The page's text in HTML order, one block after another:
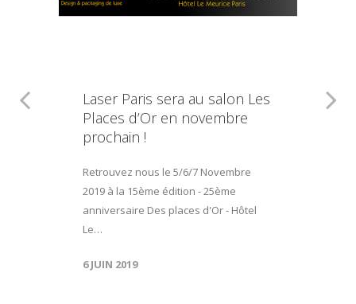
Laser Paris sera au salon Les
Places d’Or en novembre
prochain !
Retrouvez nous le 5/6/7 Novembre
2019 à la 15ème édition - 25ème
anniversaire Des places d'Or - Hôtel
Le…
6 JUIN 2019